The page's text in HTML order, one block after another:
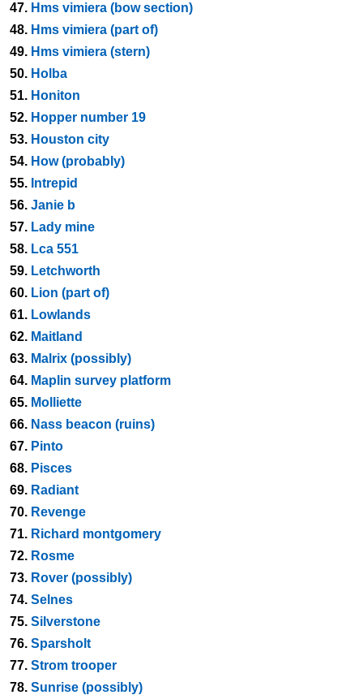
47. Hms vimiera (bow section)
48. Hms vimiera (part of)
49. Hms vimiera (stern)
50. Holba
51. Honiton
52. Hopper number 19
53. Houston city
54. How (probably)
55. Intrepid
56. Janie b
57. Lady mine
58. Lca 551
59. Letchworth
60. Lion (part of)
61. Lowlands
62. Maitland
63. Malrix (possibly)
64. Maplin survey platform
65. Molliette
66. Nass beacon (ruins)
67. Pinto
68. Pisces
69. Radiant
70. Revenge
71. Richard montgomery
72. Rosme
73. Rover (possibly)
74. Selnes
75. Silverstone
76. Sparsholt
77. Strom trooper
78. Sunrise (possibly)